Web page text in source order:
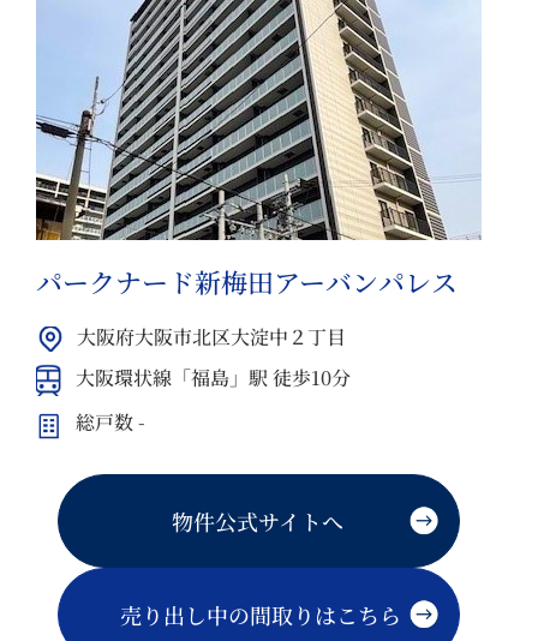
パークナード新梅田アーバンパレス
大阪府大阪市北区大淀中２丁目
大阪環状線「福島」駅 徒歩10分
総戸数 -
物件公式サイトへ
売り出し中の間取りはこちら